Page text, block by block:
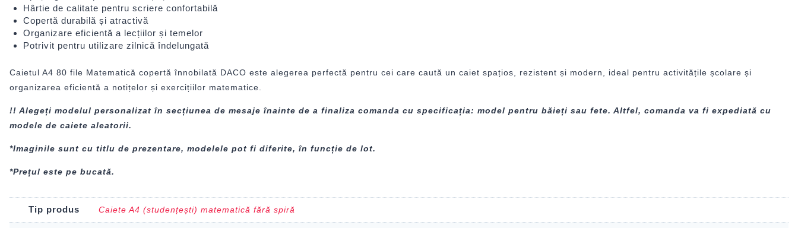
Hârtie de calitate pentru scriere confortabilă
Copertă durabilă și atractivă
Organizare eficientă a lecțiilor și temelor
Potrivit pentru utilizare zilnică îndelungată
Caietul A4 80 file Matematică copertă înnobilată DACO este alegerea perfectă pentru cei care caută un caiet spațios, rezistent și modern, ideal pentru activitățile școlare și
organizarea eficientă a notițelor și exercițiilor matematice.
!! Alegeți modelul personalizat în secțiunea de mesaje înainte de a finaliza comanda cu specificația: model pentru băieți sau fete. Altfel, comanda va fi expediată cu
modele de caiete aleatorii.
*Imaginile sunt cu titlu de prezentare, modelele pot fi diferite, în funcție de lot.
*Prețul este pe bucată.
Tip produs Caiete A4 (studențești) matematică fără spiră